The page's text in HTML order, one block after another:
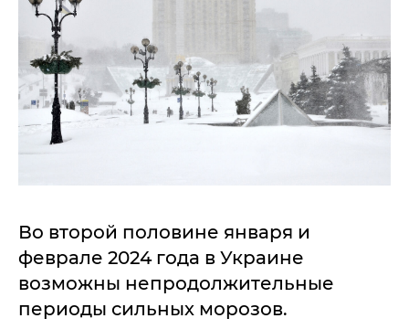
Во второй половине января и
феврале 2024 года в Украине
возможны непродолжительные
периоды сильных морозов.